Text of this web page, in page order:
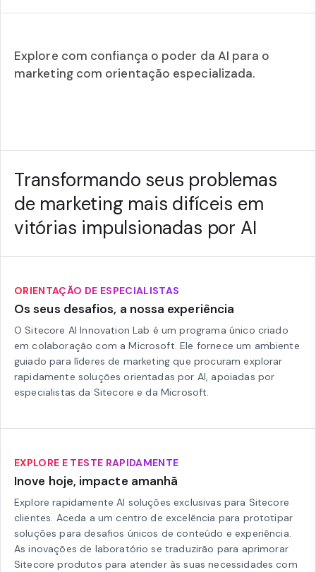
Explore com confiança o poder da AI para o
marketing com orientação especializada.
Transformando seus problemas
de marketing mais difíceis em
vitórias impulsionadas por AI
ORIENTAÇÃO DE ESPECIALISTAS
Os seus desafios, a nossa experiência
O Sitecore AI Innovation Lab é um programa único criado
em colaboração com a Microsoft. Ele fornece um ambiente
guiado para líderes de marketing que procuram explorar
rapidamente soluções orientadas por AI, apoiadas por
especialistas da Sitecore e da Microsoft.
EXPLORE E TESTE RAPIDAMENTE
Inove hoje, impacte amanhã
Explore rapidamente AI soluções exclusivas para Sitecore
clientes. Aceda a um centro de excelência para prototipar
soluções para desafios únicos de conteúdo e experiência.
As inovações de laboratório se traduzirão para aprimorar
Sitecore produtos para atender às suas necessidades com